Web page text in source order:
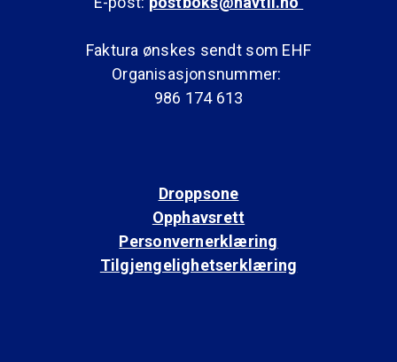
Faktura ønskes sendt som EHF
Organisasjonsnummer:
986 174 613
Droppsone
Opphavsrett
Personvernerklæring
Tilgjengelighetserklæring